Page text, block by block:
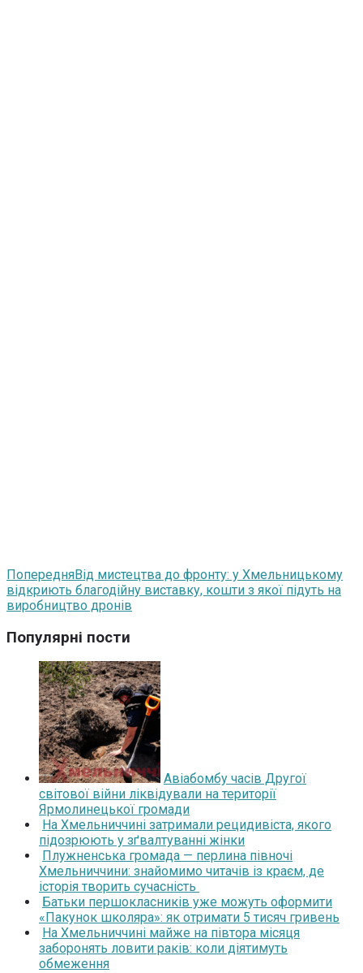
ПопередняВід мистецтва до фронту: у Хмельницькому
відкриють благодійну виставку, кошти з якої підуть на
виробництво дронів
Популярні пости
Авіабомбу часів Другої
світової війни ліквідували на території
Ярмолинецької громади
На Хмельниччині затримали рецидивіста, якого
підозрюють у зґвалтуванні жінки
Плужненська громада — перлина півночі
Хмельниччини: знайомимо читачів із краєм, де
історія творить сучасність
Батьки першокласників уже можуть оформити
«Пакунок школяра»: як отримати 5 тисяч гривень
На Хмельниччині майже на півтора місяця
заборонять ловити раків: коли діятимуть
обмеження